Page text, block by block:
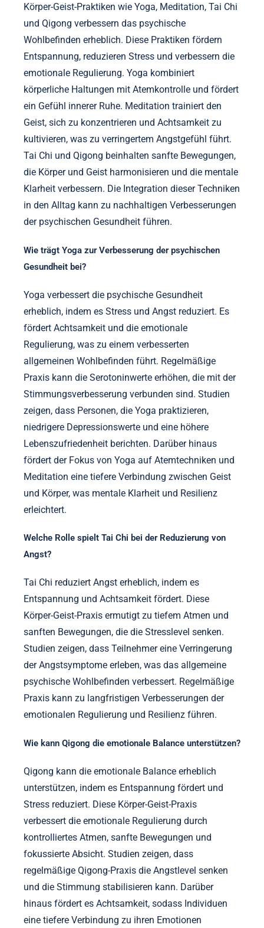
Körper-Geist-Praktiken wie Yoga, Meditation, Tai Chi
und Qigong verbessern das psychische
Wohlbefinden erheblich. Diese Praktiken fördern
Entspannung, reduzieren Stress und verbessern die
emotionale Regulierung. Yoga kombiniert
körperliche Haltungen mit Atemkontrolle und fördert
ein Gefühl innerer Ruhe. Meditation trainiert den
Geist, sich zu konzentrieren und Achtsamkeit zu
kultivieren, was zu verringertem Angstgefühl führt.
Tai Chi und Qigong beinhalten sanfte Bewegungen,
die Körper und Geist harmonisieren und die mentale
Klarheit verbessern. Die Integration dieser Techniken
in den Alltag kann zu nachhaltigen Verbesserungen
der psychischen Gesundheit führen.
Wie trägt Yoga zur Verbesserung der psychischen
Gesundheit bei?
Yoga verbessert die psychische Gesundheit
erheblich, indem es Stress und Angst reduziert. Es
fördert Achtsamkeit und die emotionale
Regulierung, was zu einem verbesserten
allgemeinen Wohlbefinden führt. Regelmäßige
Praxis kann die Serotoninwerte erhöhen, die mit der
Stimmungsverbesserung verbunden sind. Studien
zeigen, dass Personen, die Yoga praktizieren,
niedrigere Depressionswerte und eine höhere
Lebenszufriedenheit berichten. Darüber hinaus
fördert der Fokus von Yoga auf Atemtechniken und
Meditation eine tiefere Verbindung zwischen Geist
und Körper, was mentale Klarheit und Resilienz
erleichtert.
Welche Rolle spielt Tai Chi bei der Reduzierung von
Angst?
Tai Chi reduziert Angst erheblich, indem es
Entspannung und Achtsamkeit fördert. Diese
Körper-Geist-Praxis ermutigt zu tiefem Atmen und
sanften Bewegungen, die die Stresslevel senken.
Studien zeigen, dass Teilnehmer eine Verringerung
der Angstsymptome erleben, was das allgemeine
psychische Wohlbefinden verbessert. Regelmäßige
Praxis kann zu langfristigen Verbesserungen der
emotionalen Regulierung und Resilienz führen.
Wie kann Qigong die emotionale Balance unterstützen?
Qigong kann die emotionale Balance erheblich
unterstützen, indem es Entspannung fördert und
Stress reduziert. Diese Körper-Geist-Praxis
verbessert die emotionale Regulierung durch
kontrolliertes Atmen, sanfte Bewegungen und
fokussierte Absicht. Studien zeigen, dass
regelmäßige Qigong-Praxis die Angstlevel senken
und die Stimmung stabilisieren kann. Darüber
hinaus fördert es Achtsamkeit, sodass Individuen
eine tiefere Verbindung zu ihren Emotionen